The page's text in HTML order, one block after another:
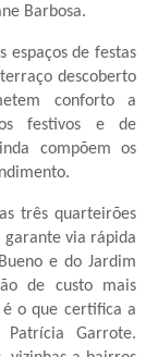
Barbosa.
espaços de festas
descoberto
conforto a
festivos e de
compõem os
três quarteirões
garante via rápida
e do Jardim
de custo mais
o que certifica a
Garrote.